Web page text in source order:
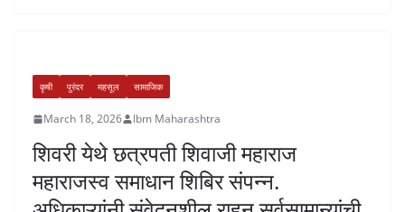
कृषी पुरंदर महसूल सामाजिक
March 18, 2026 Ibm Maharashtra
शिवरी येथे छत्रपती शिवाजी महाराज
महाराजस्व समाधान शिबिर संपन्न.